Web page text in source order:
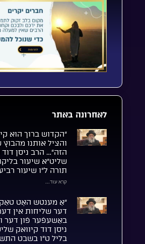
לאחרונה באתר
“הקדוש ברוך הוא
והציל אותנו
הזה”… הרב ניסן דוד
שליט”א שיעור
תורה ל”ו שיעור
קרא עוד...
“אַ מענטש האָט
דער שליחות אין
באַשעפֿער פֿון דער
ניסן דוד קיוואק
בליל ט”ו בשבט